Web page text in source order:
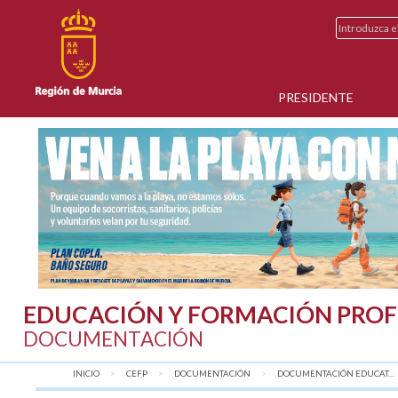
PRESIDENTE
EDUCACIÓN Y FORMACIÓN
DOCUMENTACIÓN
INICIO CEFP DOCUMENTACIÓN DOCUMENTACIÓN EDUCAT...